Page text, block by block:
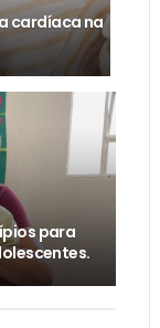
cardíaca na
para